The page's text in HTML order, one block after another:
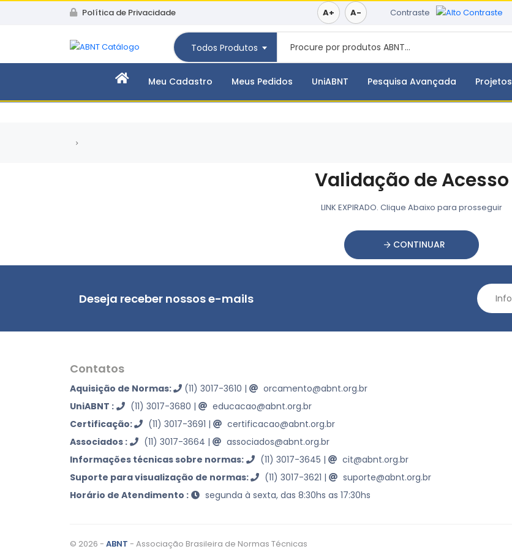
Política de Privacidade A+ A- Contraste
Todos Produtos
Meu Cadastro Meus Pedidos UniABNT Pesquisa Avançada Projetos
Validação de Acesso
LINK EXPIRADO. Clique Abaixo para prosseguir
CONTINUAR
Deseja receber nossos e-mails
Contatos
Aquisição de Normas: (11) 3017-3610 |
orcamento@abnt.org.br
UniABNT :
(11) 3017-3680 |
educacao@abnt.org.br
Certificação:
(11) 3017-3691 |
certificacao@abnt.org.br
Associados :
(11) 3017-3664 |
associados@abnt.org.br
Informações técnicas sobre normas:
(11) 3017-3645 |
cit@abnt.org.br
Suporte para visualização de normas:
(11) 3017-3621 |
suporte@abnt.org.br
Horário de Atendimento :
segunda à sexta, das 8:30hs as 17:30hs
© 2026 - ABNT - Associação Brasileira de Normas Técnicas